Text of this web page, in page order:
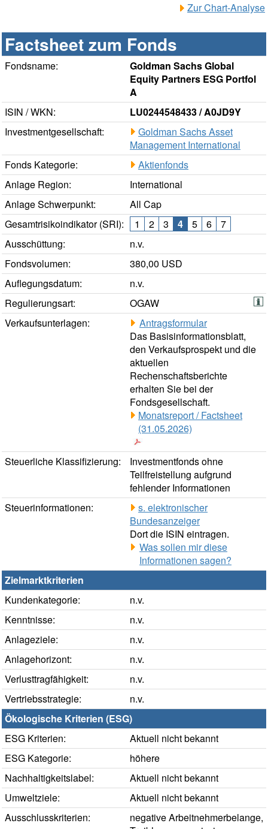
Zur Chart-Analyse
Factsheet zum Fonds
Fondsname:
Goldman Sachs Global
Equity Partners ESG Portfol
A
ISIN / WKN:
LU0244548433 / A0JD9Y
Investmentgesellschaft:
Goldman Sachs Asset
Management International
Fonds Kategorie:
Aktienfonds
Anlage Region:
International
Anlage Schwerpunkt:
All Cap
Gesamtrisikoindikator (SRI):
1 2 3 4 5 6
7
Ausschüttung:
n.v.
Fondsvolumen:
380,00 USD
Auflegungsdatum:
n.v.
Regulierungsart:
OGAW
Verkaufsunterlagen:
Antragsformular
Das Basisinformationsblatt,
den Verkaufsprospekt und die
aktuellen
Rechenschaftsberichte
erhalten Sie bei der
Fondsgesellschaft.
Monatsreport / Factsheet
(31.05.2026)
Steuerliche Klassifizierung:
Investmentfonds ohne
Teilfreistellung aufgrund
fehlender Informationen
Steuerinformationen:
s. elektronischer
Bundesanzeiger
Dort die ISIN eintragen.
Was sollen mir diese
Informationen sagen?
Zielmarktkriterien
Kundenkategorie:
n.v.
Kenntnisse:
n.v.
Anlageziele:
n.v.
Anlagehorizont:
n.v.
Verlusttragfähigkeit:
n.v.
Vertriebsstrategie:
n.v.
Ökologische Kriterien (ESG)
ESG Kriterien:
Aktuell nicht bekannt
ESG Kategorie:
höhere
Nachhaltigkeitslabel:
Aktuell nicht bekannt
Umweltziele:
Aktuell nicht bekannt
Ausschlusskriterien:
negative Arbeitnehmerbelange,